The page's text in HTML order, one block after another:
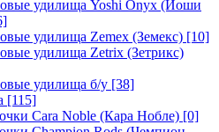
удилища Yoshi Onyx (Йоши
удилища Zemex (Земекс) [10]
удилища Zetrix (Зетрикс)
удилища б/у [38]
[115]
Cara Noble (Кара Нобле) [0]